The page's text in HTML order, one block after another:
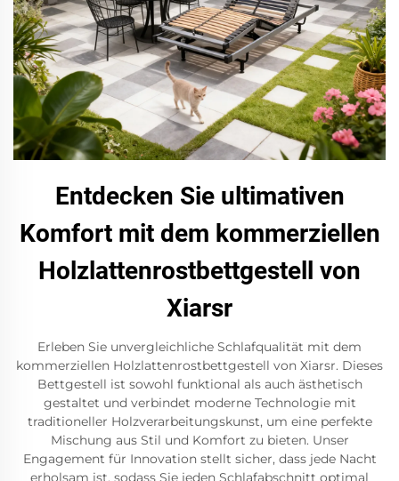
Entdecken Sie ultimativen
Komfort mit dem kommerziellen
Holzlattenrostbettgestell von
Xiarsr
Erleben Sie unvergleichliche Schlafqualität mit dem
kommerziellen Holzlattenrostbettgestell von Xiarsr. Dieses
Bettgestell ist sowohl funktional als auch ästhetisch
gestaltet und verbindet moderne Technologie mit
traditioneller Holzverarbeitungskunst, um eine perfekte
Mischung aus Stil und Komfort zu bieten. Unser
Engagement für Innovation stellt sicher, dass jede Nacht
erholsam ist, sodass Sie jeden Schlafabschnitt optimal